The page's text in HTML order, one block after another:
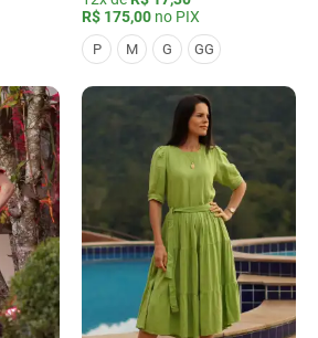
R$ 175,00 no PIX
P M G GG